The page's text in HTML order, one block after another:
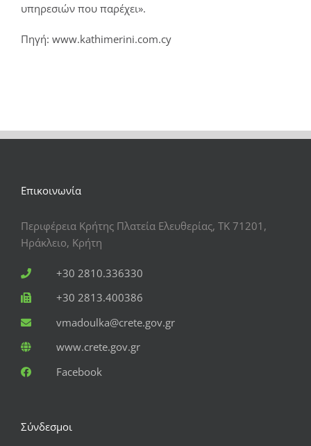
υπηρεσιών που παρέχει».
Πηγή: www.kathimerini.com.cy
Επικοινωνία
Περιφέρεια Κρήτης Πλατεία Ελευθερίας, ΤΚ 71201,
Ηράκλειο, Κρήτη
+30 2810.336330
+30 2813.400386
vmadoulka@crete.gov.gr
www.crete.gov.gr
Facebook
Σύνδεσμοι